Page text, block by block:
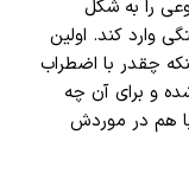
را به شکل
وارد کند. اولین
چقدر با اضطراب
و برای آن چه
هم در موردش